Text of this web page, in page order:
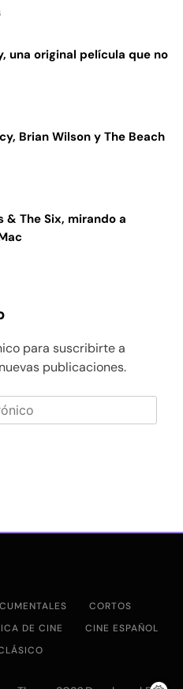
una original película que no
Brian Wilson y The Beach
& The Six, mirando a
para suscribirte a
publicaciones.
CORTOS
DE CINE
CINE ESPAÑOL